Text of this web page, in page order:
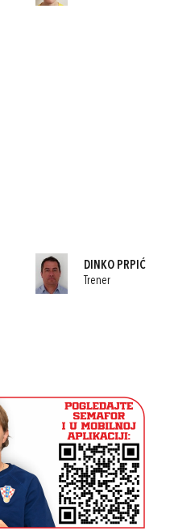
DINKO PRPIĆ
Trener